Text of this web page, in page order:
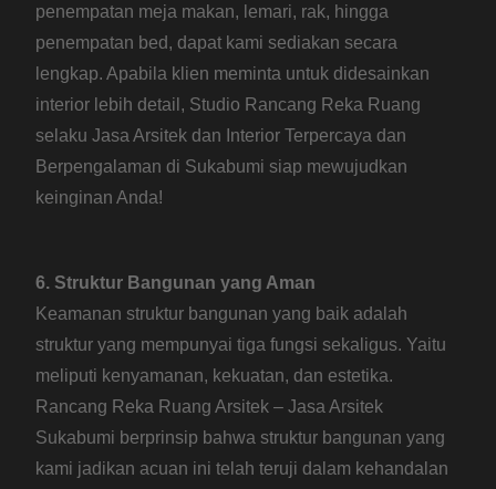
penempatan meja makan, lemari, rak, hingga
penempatan bed, dapat kami sediakan secara
lengkap. Apabila klien meminta untuk didesainkan
interior lebih detail, Studio Rancang Reka Ruang
selaku Jasa Arsitek dan Interior Terpercaya dan
Berpengalaman di Sukabumi siap mewujudkan
keinginan Anda!
6. Struktur Bangunan yang Aman
Keamanan struktur bangunan yang baik adalah
struktur yang mempunyai tiga fungsi sekaligus. Yaitu
meliputi kenyamanan, kekuatan, dan estetika.
Rancang Reka Ruang Arsitek – Jasa Arsitek
Sukabumi berprinsip bahwa struktur bangunan yang
kami jadikan acuan ini telah teruji dalam kehandalan